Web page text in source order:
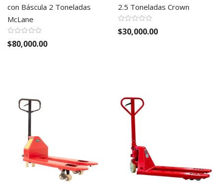
con Báscula 2 Toneladas
McLane
$80,000.00
2.5 Toneladas Crown
$30,000.00